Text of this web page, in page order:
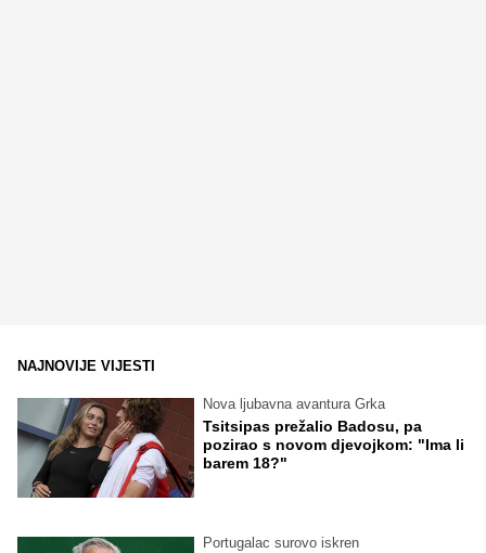
NAJNOVIJE VIJESTI
Nova ljubavna avantura Grka
Tsitsipas prežalio Badosu, pa
pozirao s novom djevojkom: "Ima li
barem 18?"
Portugalac surovo iskren